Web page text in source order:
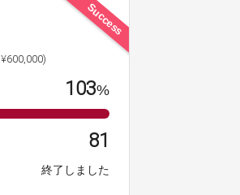
Success
¥600,000)
103%
81
終了しました